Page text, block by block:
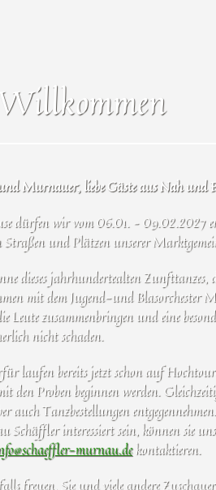
Murnauer, liebe Gäste aus Nah und
dürfen wir vom 06.01. – 09.02.2027
und Plätzen unserer
dieses jahrhundertealten
mit dem Jugend-und Blasorchester
Leute zusammenbringen und eine
nicht schaden.
laufen bereits jetzt schon auf
den Proben beginnen werden.
auch Tanzbestellungen
Schäffler interessiert sein, können sie
murnau.dekontaktieren.
freuen, Sie und viele andere Zuschauer